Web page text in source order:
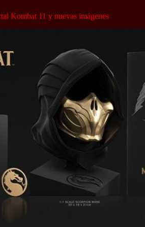
Kombat 11 y nuevas imágenes